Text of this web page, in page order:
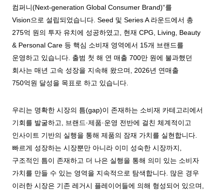
컴퍼니(Next-generation Global Consumer Brand)“를
Vision으로 설립되었습니다. Seed 및 Series A 라운드에서 총
275억 원의 투자 유치에 성공하였고, 현재 CPG, Living, Beauty
& Personal Care 등 핵심 소비재 영역에서 15개 브랜드를
운영하고 있습니다. 출범 첫 해 연 매출 700만 원에 불과했던
회사는 매년 고속 성장을 지속해 왔으며, 2026년 연매출
750억원 달성을 목표로 하고 있습니다.
우리는 명확한 시장의 틈(gap)이 존재하는 소비재 카테고리에서
기회를 발굴하고, 브랜드·제품·운영 전반에 걸친 체계적이고
인사이트 기반의 실행을 통해 제품의 잠재 가치를 실현합니다.
빠르게 성장하는 시장뿐만 아니라 이미 성숙한 시장까지,
구조적인 틈이 존재하고 더 나은 실행을 통해 의미 있는 소비자
가치를 만들 수 있는 영역을 지속적으로 탐색합니다. 많은 경우
이러한 시장은 기존 레거시 플레이어들에 의해 형성되어 있으며,